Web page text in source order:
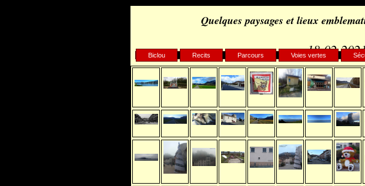
Biclou Recits Parcours Voies vertes
Quelques paysages et lieux
18-02-